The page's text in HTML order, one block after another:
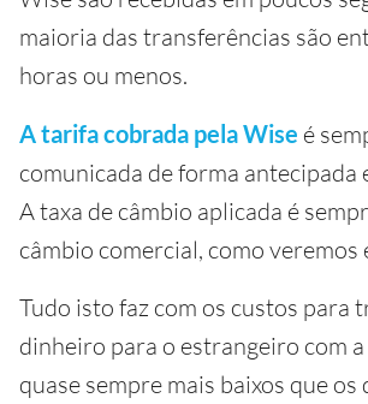
maioria das transferências são
horas ou menos.
A tarifa cobrada pela Wise é
comunicada de forma antecipada
A taxa de câmbio aplicada é
câmbio comercial, como veremos
Tudo isto faz com os custos para
dinheiro para o estrangeiro com
quase sempre mais baixos que os